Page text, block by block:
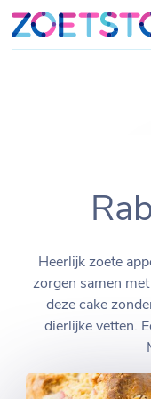
Skip
to
content
Heerlijk zoete
zorgen samen
deze cake
dierlijke vetten.